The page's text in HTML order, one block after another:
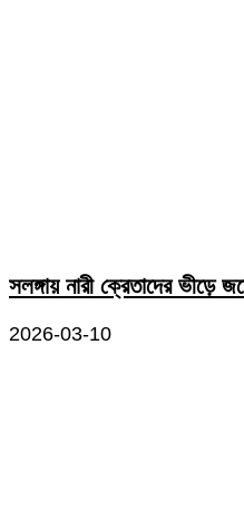
সলঙ্গায় নারী ক্রেতাদের ভীড়ে
2026-03-10